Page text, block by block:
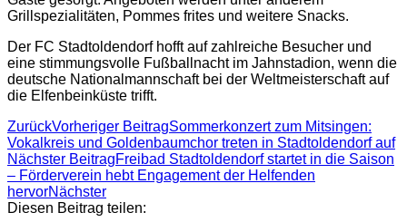
Grillspezialitäten, Pommes frites und weitere Snacks.
Der FC Stadtoldendorf hofft auf zahlreiche Besucher und
eine stimmungsvolle Fußballnacht im Jahnstadion, wenn die
deutsche Nationalmannschaft bei der Weltmeisterschaft auf
die Elfenbeinküste trifft.
ZurückVorheriger BeitragSommerkonzert zum Mitsingen:
Vokalkreis und Goldenbaumchor treten in Stadtoldendorf auf
Nächster BeitragFreibad Stadtoldendorf startet in die Saison
– Förderverein hebt Engagement der Helfenden
hervorNächster
Diesen Beitrag teilen: